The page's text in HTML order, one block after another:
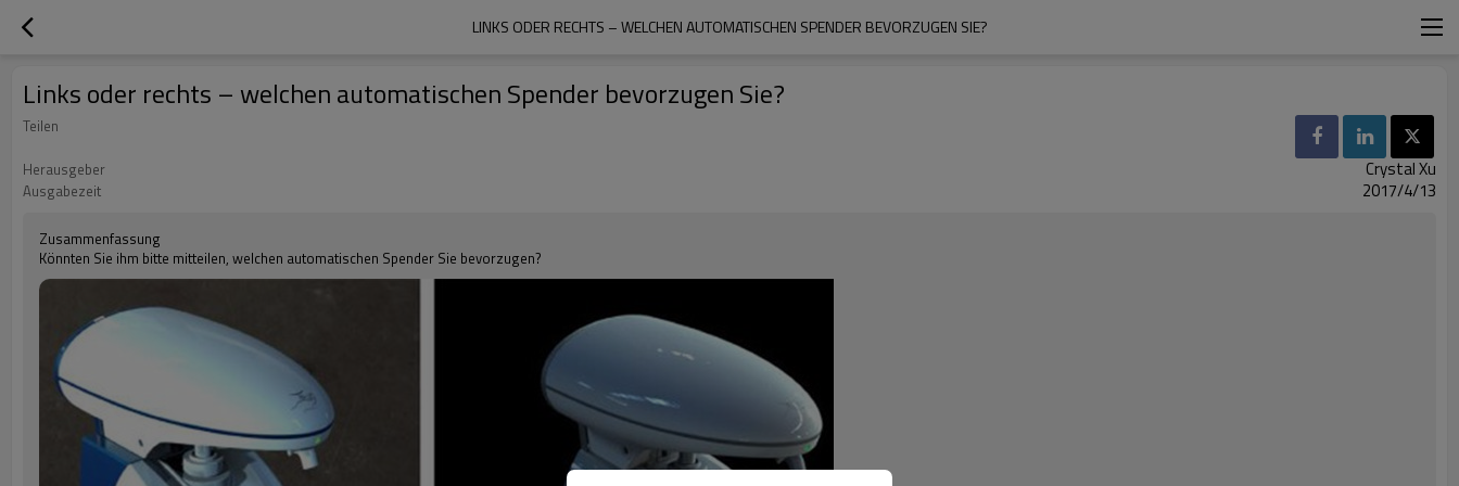
LINKS ODER RECHTS – WELCHEN AUTOMATISCHEN SPENDER BEVORZUGEN SIE?
Links oder rechts – welchen automatischen Spender bevorzugen Sie?
Teilen
Herausgeber
Crystal Xu
Ausgabezeit 2017/4/13
Zusammenfassung
Könnten Sie ihm bitte mitteilen, welchen automatischen Spender Sie bevorzugen?